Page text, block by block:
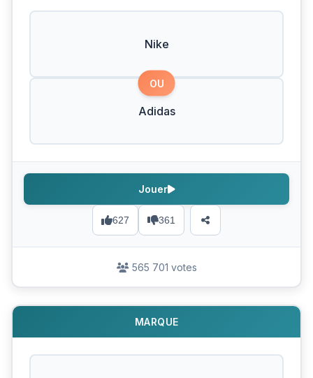
Nike
OU
Adidas
627 361
Jouer
565 701 votes
MARQUE